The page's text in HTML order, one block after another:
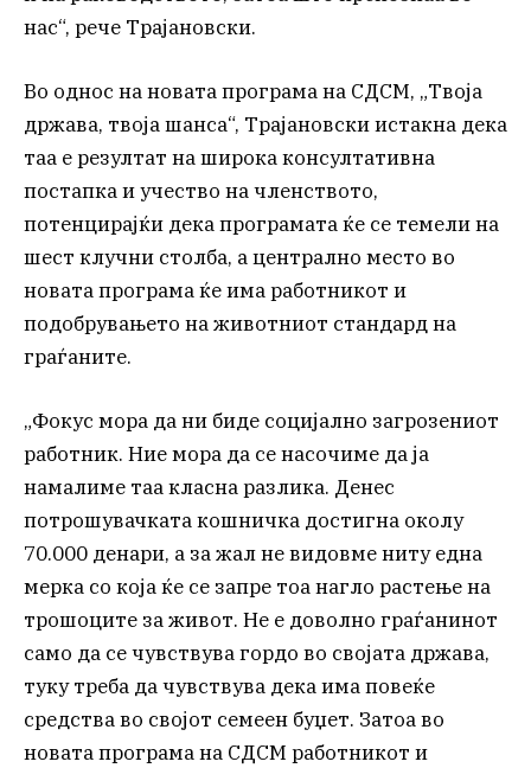
нас“, рече Трајановски.
Во однос на новата програма на СДСМ, „Твоја
држава, твоја шанса“, Трајановски истакна дека
таа е резултат на широка консултативна
постапка и учество на членството,
потенцирајќи дека програмата ќе се темели на
шест клучни столба, а централно место во
новата програма ќе има работникот и
подобрувањето на животниот стандард на
граѓаните.
„Фокус мора да ни биде социјално загрозениот
работник. Ние мора да се насочиме да ја
намалиме таа класна разлика. Денес
потрошувачката кошничка достигна околу
70.000 денари, а за жал не видовме ниту една
мерка со која ќе се запре тоа нагло растење на
трошоците за живот. Не е доволно граѓанинот
само да се чувствува гордо во својата држава,
туку треба да чувствува дека има повеќе
средства во својот семеен буџет. Затоа во
новата програма на СДСМ работникот и